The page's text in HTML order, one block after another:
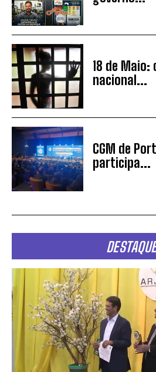
18 de Maio:
nacional...
CGM de
participa...